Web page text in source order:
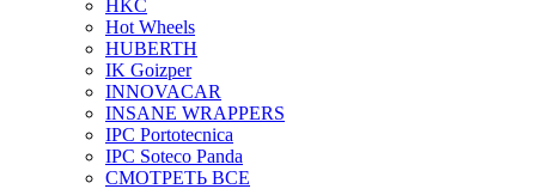
HKC
Hot Wheels
HUBERTH
IK Goizper
INNOVACAR
INSANE WRAPPERS
IPC Portotecnica
IPC Soteco Panda
СМОТРЕТЬ ВСЕ